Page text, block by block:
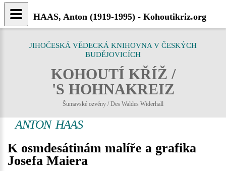
JIHOČESKÁ VĚDECKÁ KNIHOVNA V ČESKÝCH
BUDĚJOVICÍCH
KOHOUTÍ KŘÍŽ /
'S HOHNAKREIZ
Šumavské ozvěny / Des Waldes Widerhall
ANTON HAAS
K osmdesátinám malíře a grafika
Josefa Maiera
HAAS, Anton (1919-1995) - Kohoutikriz.org